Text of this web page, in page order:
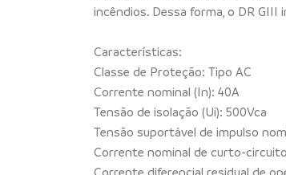
incêndios. Dessa forma, o DR
Características:
Classe de Proteção: Tipo AC
Corrente nominal (In): 40A
Tensão de isolação (Ui): 500Vca
Tensão suportável de impulso
Corrente nominal de curto-
Corrente diferencial residual de